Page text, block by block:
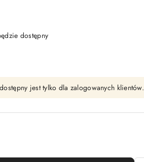
dostępny
jest tylko dla zalogowanych klientów.